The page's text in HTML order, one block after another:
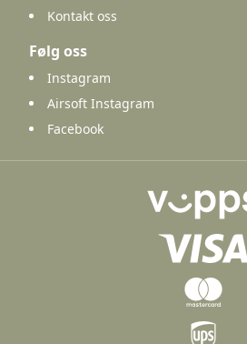
Kontakt oss
Følg oss
Instagram
Airsoft Instagram
Facebook